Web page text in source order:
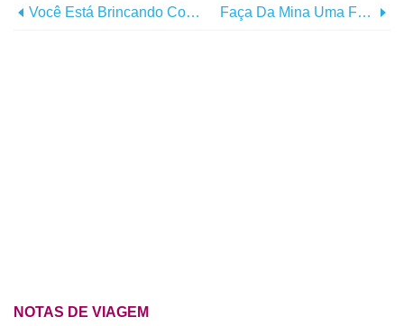
Você Está Brincando Comigo? Sete Cidades Surpreendentemente Amigas Da Criança Faça Da Mina Uma Fortaleza:dez Dos Castelos Mais Adequados Para Crianças Do Mundo
NOTAS DE VIAGEM